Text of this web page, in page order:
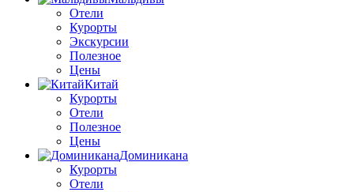
Отели
Курорты
Экскурсии
Полезное
Цены
Китай
Курорты
Отели
Полезное
Цены
Доминикана
Курорты
Отели